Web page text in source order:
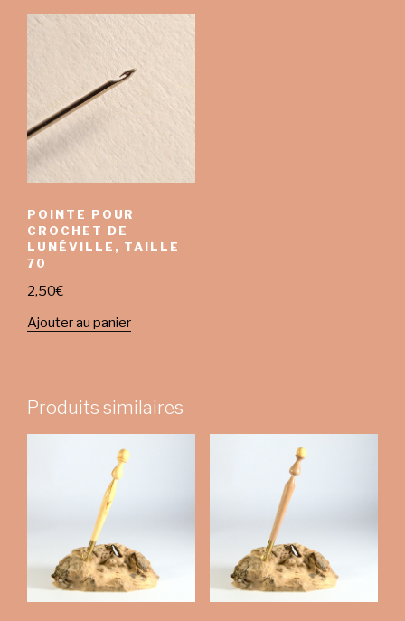
POINTE POUR
CROCHET DE
LUNÉVILLE, TAILLE
70
2,50€
Ajouter au panier
Produits similaires